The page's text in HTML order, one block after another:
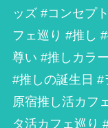
ッズ #コンセプ
フェ巡り #推し
尊い #推しカラ
#推しの誕生日
原宿推し活カフ
タ活カフェ巡り